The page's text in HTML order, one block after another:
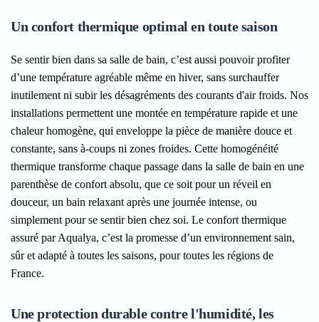
Un confort thermique optimal en toute saison
Se sentir bien dans sa salle de bain, c’est aussi pouvoir profiter
d’une température agréable même en hiver, sans surchauffer
inutilement ni subir les désagréments des courants d'air froids. Nos
installations permettent une montée en température rapide et une
chaleur homogène, qui enveloppe la pièce de manière douce et
constante, sans à-coups ni zones froides. Cette homogénéité
thermique transforme chaque passage dans la salle de bain en une
parenthèse de confort absolu, que ce soit pour un réveil en
douceur, un bain relaxant après une journée intense, ou
simplement pour se sentir bien chez soi. Le confort thermique
assuré par Aqualya, c’est la promesse d’un environnement sain,
sûr et adapté à toutes les saisons, pour toutes les régions de
France.
Une protection durable contre l'humidité, les